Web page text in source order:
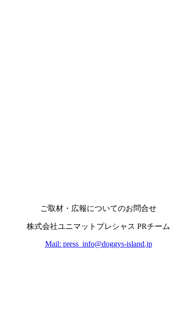
ご取材・広報についてのお問合せ
株式会社ユニマットプレシャス PRチーム
Mail: press_info@doggys-island.jp